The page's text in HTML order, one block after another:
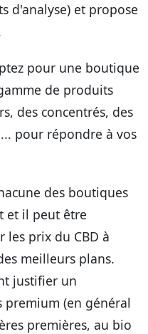
d'analyse) et propose
pour une boutique
de produits
des concentrés, des
pour répondre à vos
des boutiques
et il peut être
les prix du CBD à
meilleurs plans.
justifier un
(en général
premières, au bio